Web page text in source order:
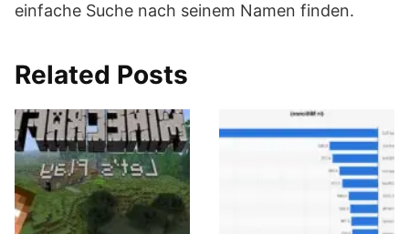
einfache Suche nach seinem Namen finden.
Related Posts